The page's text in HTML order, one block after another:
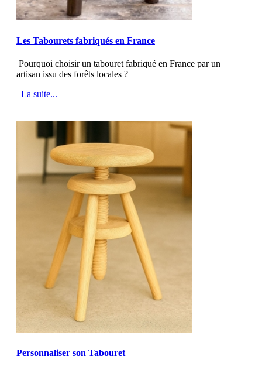
Les Tabourets fabriqués en France
Pourquoi choisir un tabouret fabriqué en France par un
artisan issu des forêts locales ?
La suite...
Personnaliser son Tabouret